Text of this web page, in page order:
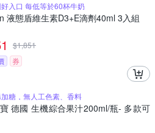
入口 每低等於60杯牛奶
液態盾維生素D3+E滴劑40ml 3入組
$1,851
券
糖，無人工色素、香料
德國 生機綜合果汁200ml/瓶- 多款可